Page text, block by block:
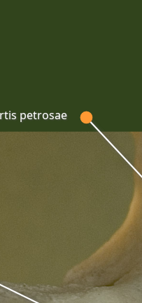
petrosae